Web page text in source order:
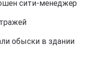
сити-менеджер
обыски в здании